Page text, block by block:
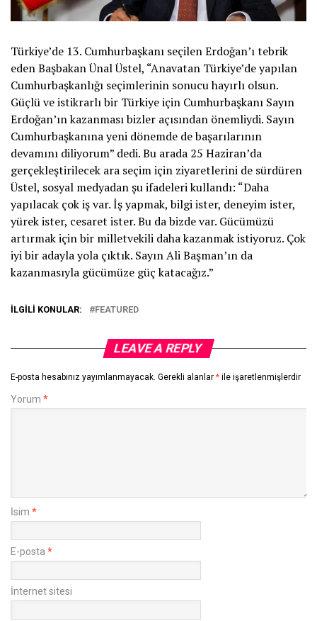
Türkiye’de 13. Cumhurbaşkanı seçilen Erdoğan’ı tebrik
eden Başbakan Ünal Üstel, “Anavatan Türkiye’de yapılan
Cumhurbaşkanlığı seçimlerinin sonucu hayırlı olsun.
Güçlü ve istikrarlı bir Türkiye için Cumhurbaşkanı Sayın
Erdoğan’ın kazanması bizler açısından önemliydi. Sayın
Cumhurbaşkanına yeni dönemde de başarılarının
devamını diliyorum” dedi. Bu arada 25 Haziran’da
gerçekleştirilecek ara seçim için ziyaretlerini de sürdüren
Üstel, sosyal medyadan şu ifadeleri kullandı: “Daha
yapılacak çok iş var. İş yapmak, bilgi ister, deneyim ister,
yürek ister, cesaret ister. Bu da bizde var. Gücümüzü
artırmak için bir milletvekili daha kazanmak istiyoruz. Çok
iyi bir adayla yola çıktık. Sayın Ali Başman’ın da
kazanmasıyla gücümüze güç katacağız.”
İLGILI KONULAR: FEATURED
LEAVE A REPLY
E-posta hesabınız yayımlanmayacak. Gerekli alanlar * ile işaretlenmişlerdir
Yorum *
İsim *
E-posta *
İnternet sitesi